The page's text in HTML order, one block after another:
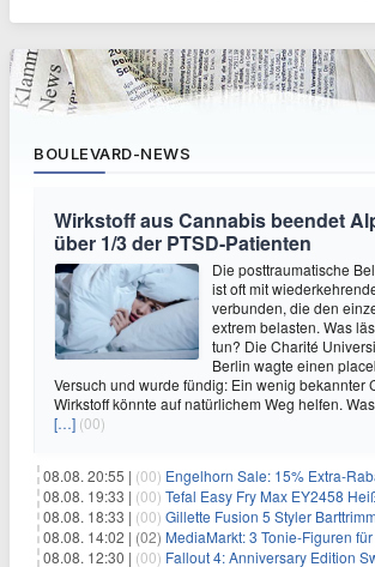
BOULEVARD-NEWS
Wirkstoff aus Cannabis beendet
über 1/3 der PTSD-Patienten
Die posttraumatische
ist oft mit
verbunden, die den
extrem belasten. Was
tun? Die Charité
Berlin wagte einen
Versuch und wurde fündig: Ein wenig bekannter
Wirkstoff könnte auf natürlichem Weg helfen.
[…] (00)
08.08. 20:55 | (00) Engelhorn Sale: 15% Extra-Rabatt on top
08.08. 19:33 | (00) Tefal Easy Fry Max EY2458
08.08. 18:33 | (00) Gillette Fusion 5 Styler Barttrimmer und
08.08. 14:02 | (02) MediaMarkt: 3 Tonie-Figuren
08.08. 12:30 | (00) Fallout 4: Anniversary Edition